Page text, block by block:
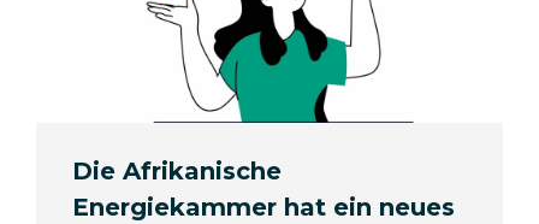
Die Afrikanische
Energiekammer hat ein neues